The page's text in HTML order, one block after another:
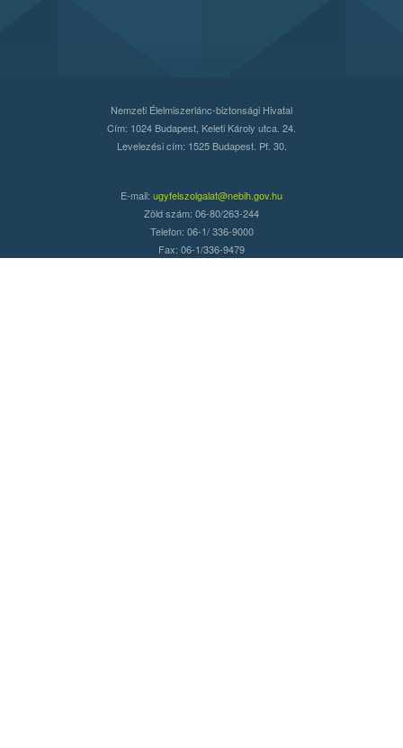
Nemzeti Élelmiszerlánc-biztonsági Hivatal
Cím: 1024 Budapest, Keleti Károly utca. 24.
Levelezési cím: 1525 Budapest. Pf. 30.
E-mail: ugyfelszolgalat@nebih.gov.hu
Zöld szám: 06-80/263-244
Telefon: 06-1/ 336-9000
Fax: 06-1/336-9479